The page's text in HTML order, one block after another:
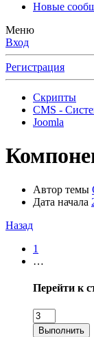
Новые
Меню
Вход
Регистрация
Скрипты
CMS -
Joomla
Автор темы
Дата начала
Назад
1
…
Перейти к
Выполнить